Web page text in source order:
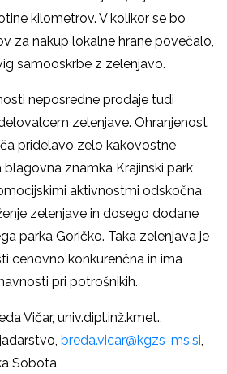
kilometrov. V kolikor se bo
za nakup lokalne hrane povečalo,
samooskrbe z zelenjavo.
neposredne prodaje tudi
zelenjave. Ohranjenost
pridelavo zelo kakovostne
znamka Krajinski park
aktivnostmi odskočna
zelenjave in dosego dodane
parka Goričko. Taka zelenjava je
cenovno konkurenčna in ima
pri potrošnikih.
Vičar, univ.dipl.inž.kmet.,
breda.vicar@kgzs-ms.si
Sobota